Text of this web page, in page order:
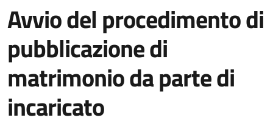
Avvio del procedimento di
pubblicazione di
matrimonio da parte di
incaricato